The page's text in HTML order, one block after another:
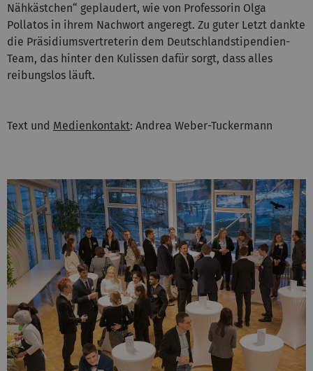
Nähkästchen“ geplaudert, wie von Professorin Olga
Pollatos in ihrem Nachwort angeregt. Zu guter Letzt dankte
die Präsidiumsvertreterin dem Deutschlandstipendien-
Team, das hinter den Kulissen dafür sorgt, dass alles
reibungslos läuft.
Text und Medienkontakt: Andrea Weber-Tuckermann